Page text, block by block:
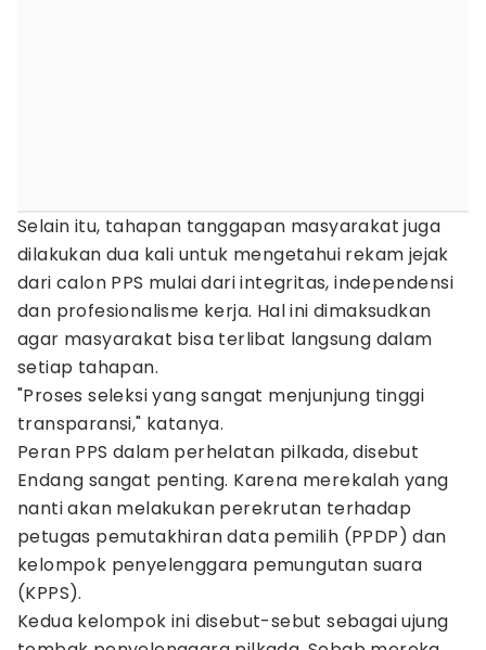
Selain itu, tahapan tanggapan masyarakat juga
dilakukan dua kali untuk mengetahui rekam jejak
dari calon PPS mulai dari integritas, independensi
dan profesionalisme kerja. Hal ini dimaksudkan
agar masyarakat bisa terlibat langsung dalam
setiap tahapan.
"Proses seleksi yang sangat menjunjung tinggi
transparansi," katanya.
Peran PPS dalam perhelatan pilkada, disebut
Endang sangat penting. Karena merekalah yang
nanti akan melakukan perekrutan terhadap
petugas pemutakhiran data pemilih (PPDP) dan
kelompok penyelenggara pemungutan suara
(KPPS).
Kedua kelompok ini disebut-sebut sebagai ujung